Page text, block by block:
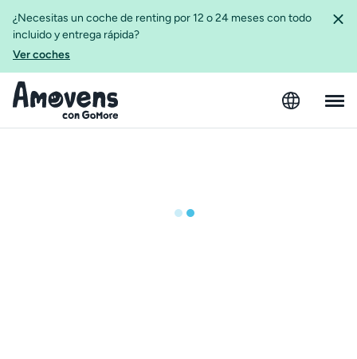
¿Necesitas un coche de renting por 12 o 24 meses con todo
incluido y entrega rápida?
Ver coches